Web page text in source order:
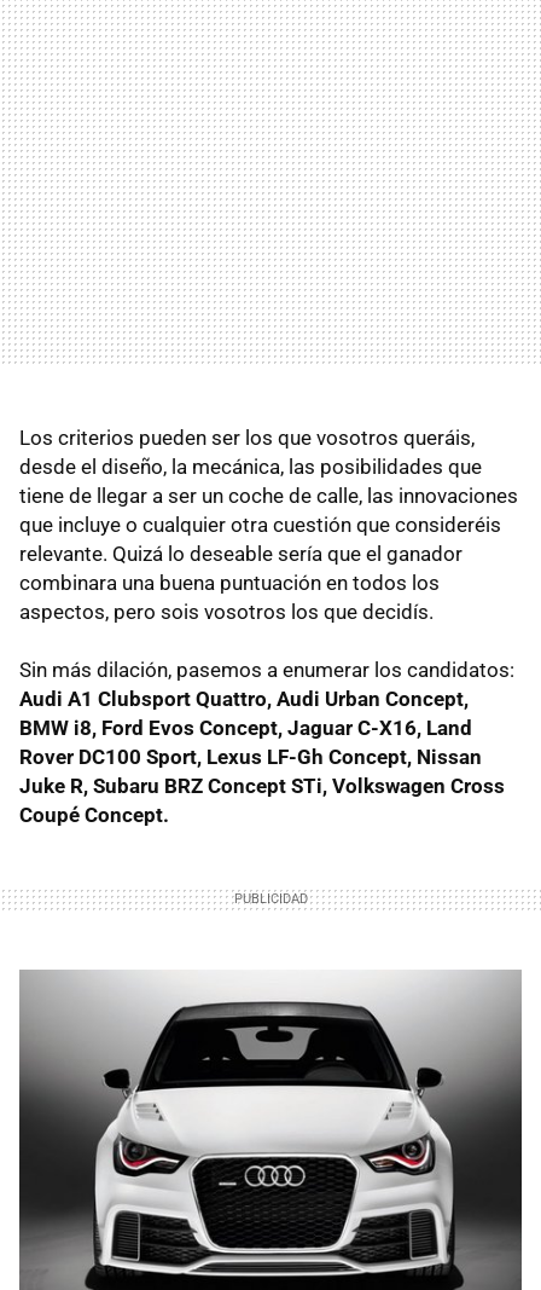
Los criterios pueden ser los que vosotros queráis,
desde el diseño, la mecánica, las posibilidades que
tiene de llegar a ser un coche de calle, las innovaciones
que incluye o cualquier otra cuestión que consideréis
relevante. Quizá lo deseable sería que el ganador
combinara una buena puntuación en todos los
aspectos, pero sois vosotros los que decidís.
Sin más dilación, pasemos a enumerar los candidatos:
Audi A1 Clubsport Quattro, Audi Urban Concept,
BMW i8, Ford Evos Concept, Jaguar C-X16, Land
Rover DC100 Sport, Lexus LF-Gh Concept, Nissan
Juke R, Subaru BRZ Concept STi, Volkswagen Cross
Coupé Concept.